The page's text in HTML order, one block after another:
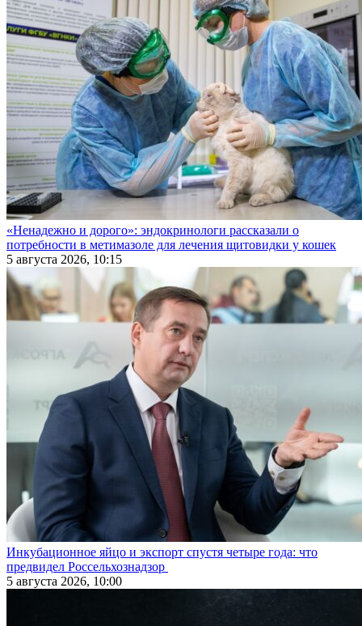
«Ненадежно и дорого»: эндокринологи рассказали о
потребности в метимазоле для лечения щитовидки у кошек
5 августа 2026, 10:15
Инкубационное яйцо и экспорт спустя четыре года: что
предвидел Россельхознадзор
5 августа 2026, 10:00